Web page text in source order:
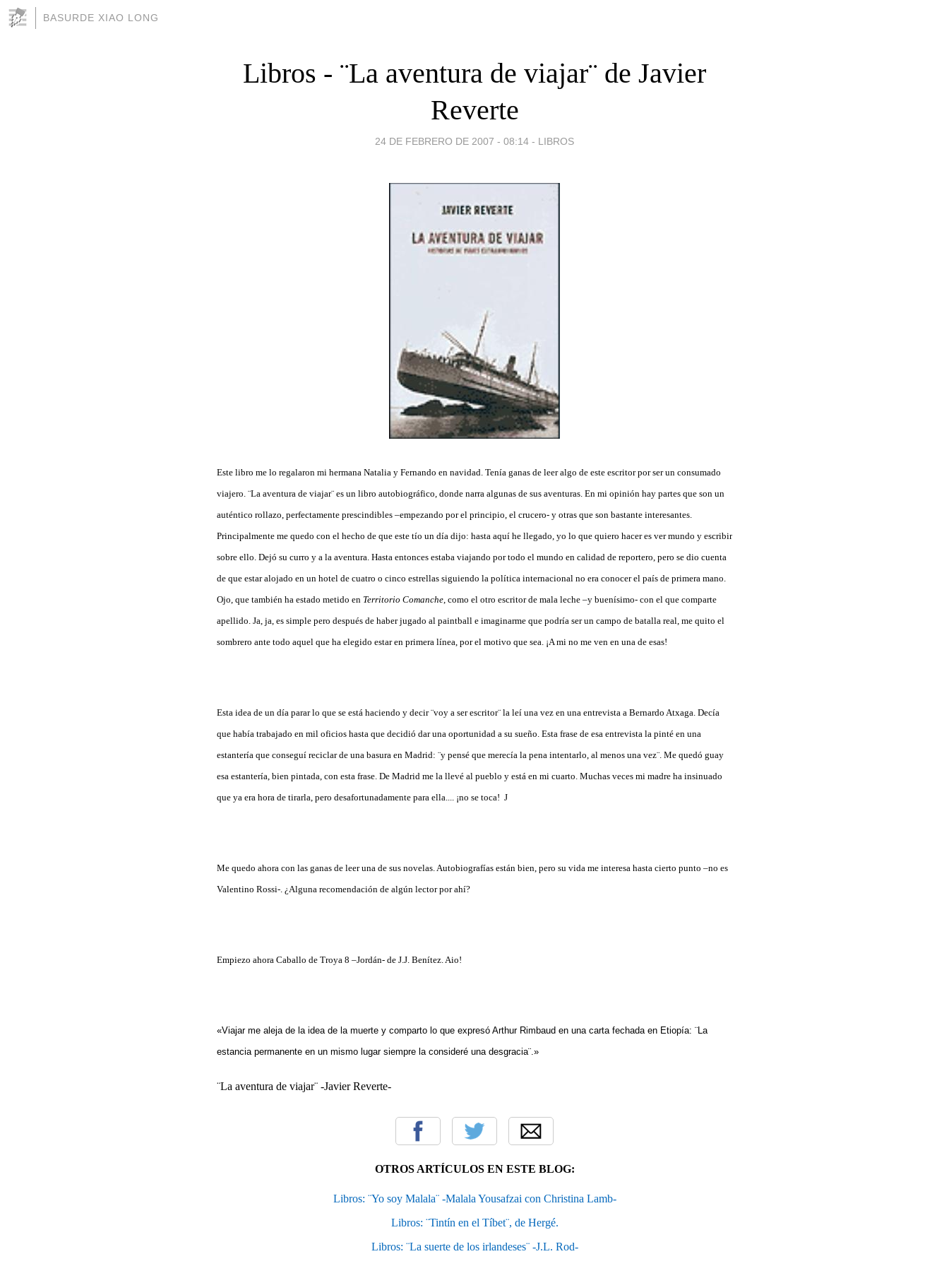
BASURDE XIAO LONG
Libros - ¨La aventura de viajar¨ de Javier
Reverte
24 DE FEBRERO DE 2007 - 08:14 - LIBROS
Este libro me lo regalaron mi hermana Natalia y Fernando en navidad. Tenía ganas de leer algo de este escritor por ser un consumado
viajero. ¨La aventura de viajar¨ es un libro autobiográfico, donde narra algunas de sus aventuras. En mi opinión hay partes que son un
auténtico rollazo, perfectamente prescindibles –empezando por el principio, el crucero- y otras que son bastante interesantes.
Principalmente me quedo con el hecho de que este tío un día dijo: hasta aquí he llegado, yo lo que quiero hacer es ver mundo y escribir
sobre ello. Dejó su curro y a la aventura. Hasta entonces estaba viajando por todo el mundo en calidad de reportero, pero se dio cuenta
de que estar alojado en un hotel de cuatro o cinco estrellas siguiendo la política internacional no era conocer el país de primera mano.
Ojo, que también ha estado metido en Territorio Comanche , como el otro escritor de mala leche –y buenísimo- con el que comparte
apellido. Ja, ja, es simple pero después de haber jugado al paintball e imaginarme que podría ser un campo de batalla real, me quito el
sombrero ante todo aquel que ha elegido estar en primera línea, por el motivo que sea. ¡A mi no me ven en una de esas!
Esta idea de un día parar lo que se está haciendo y decir ¨voy a ser escritor¨ la leí una vez en una entrevista a Bernardo Atxaga. Decía
que había trabajado en mil oficios hasta que decidió dar una oportunidad a su sueño. Esta frase de esa entrevista la pinté en una
estantería que conseguí reciclar de una basura en Madrid: ¨y pensé que merecía la pena intentarlo, al menos una vez¨. Me quedó guay
esa estantería, bien pintada, con esta frase. De Madrid me la llevé al pueblo y está en mi cuarto. Muchas veces mi madre ha insinuado
que ya era hora de tirarla, pero desafortunadamente para ella.... ¡no se toca! J
Me quedo ahora con las ganas de leer una de sus novelas. Autobiografías están bien, pero su vida me interesa hasta cierto punto –no es
Valentino Rossi-. ¿Alguna recomendación de algún lector por ahí?
Empiezo ahora Caballo de Troya 8 –Jordán- de J.J. Benítez. Aio!
«Viajar me aleja de la idea de la muerte y comparto lo que expresó Arthur Rimbaud en una carta fechada en Etiopía: ¨La
estancia permanente en un mismo lugar siempre la consideré una desgracia¨.»
¨La aventura de viajar¨ -Javier Reverte-
OTROS ARTÍCULOS EN ESTE BLOG:
Libros: ¨Yo soy Malala¨ -Malala Yousafzai con Christina Lamb-
Libros: ¨Tintín en el Tíbet¨, de Hergé.
Libros: ¨La suerte de los irlandeses¨ -J.L. Rod-